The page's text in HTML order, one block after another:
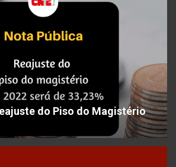
do Piso do Magistério